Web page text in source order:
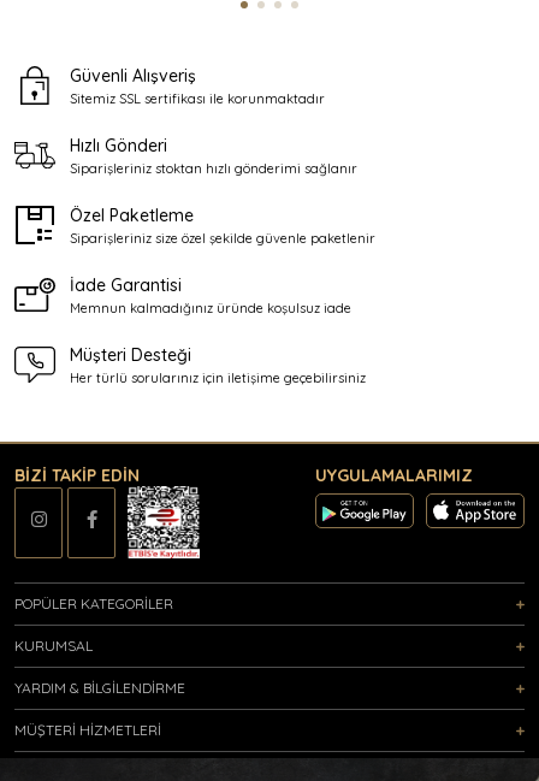
Güvenli Alışveriş
Sitemiz SSL sertifikası ile korunmaktadır
Hızlı Gönderi
Siparişleriniz stoktan hızlı gönderimi sağlanır
Özel Paketleme
Siparişleriniz size özel şekilde güvenle paketlenir
İade Garantisi
Memnun kalmadığınız üründe koşulsuz iade
Müşteri Desteği
Her türlü sorularınız için iletişime geçebilirsiniz
BİZİ TAKİP EDİN UYGULAMALARIMIZ
POPÜLER KATEGORİLER
KURUMSAL
YARDIM & BİLGİLENDİRME
MÜŞTERİ HİZMETLERİ